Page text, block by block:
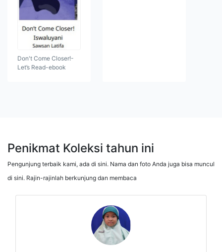
Don't Come Closer!-
Let’s Read-ebook
Penikmat Koleksi tahun ini
Pengunjung terbaik kami, ada di sini. Nama dan foto Anda juga bisa muncul
di sini. Rajin-rajinlah berkunjung dan membaca